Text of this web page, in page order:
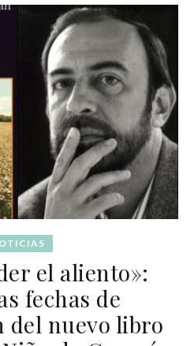
el aliento»:
fechas de
del nuevo libro